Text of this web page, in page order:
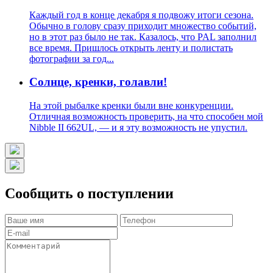
Каждый год в конце декабря я подвожу итоги сезона.
Обычно в голову сразу приходит множество событий,
но в этот раз было не так. Казалось, что PAL заполнил
все время. Пришлось открыть ленту и полистать
фотографии за год...
Солнце, кренки, голавли!
На этой рыбалке кренки были вне конкуренции.
Отличная возможность проверить, на что способен мой
Nibble II 662UL, — и я эту возможность не упустил.
Сообщить о поступлении